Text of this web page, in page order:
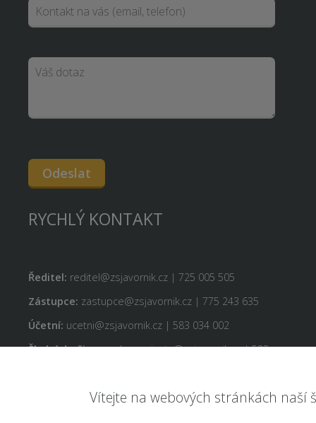
Vítejte na webových stránkách naší
Odeslat
RYCHLÝ KONTAKT
Ředitel: reditel@zsjavornik.cz | 725 005 505
Zástupce: zastupce@zsjavornik.cz | 775 243 635
Účetní: ucetni@zsjavornik.cz | 583 034 002
Školní družina:paderova.iveta@zsjavornik.cz | 583